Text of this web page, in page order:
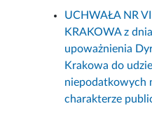
UCHWAŁA NR
KRAKOWA z
upoważnienia
Krakowa do
niepodatkowych
charakterze